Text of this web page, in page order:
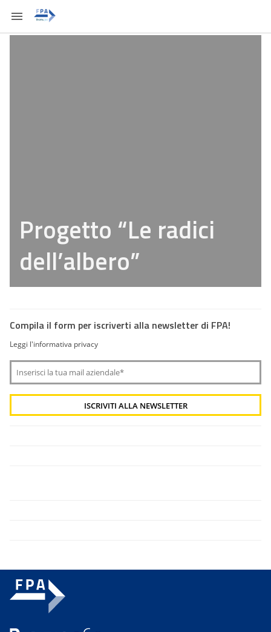
Progetto “Le radici
dell’albero”
Compila il form per iscriverti alla newsletter di FPA!
Leggi l'informativa privacy